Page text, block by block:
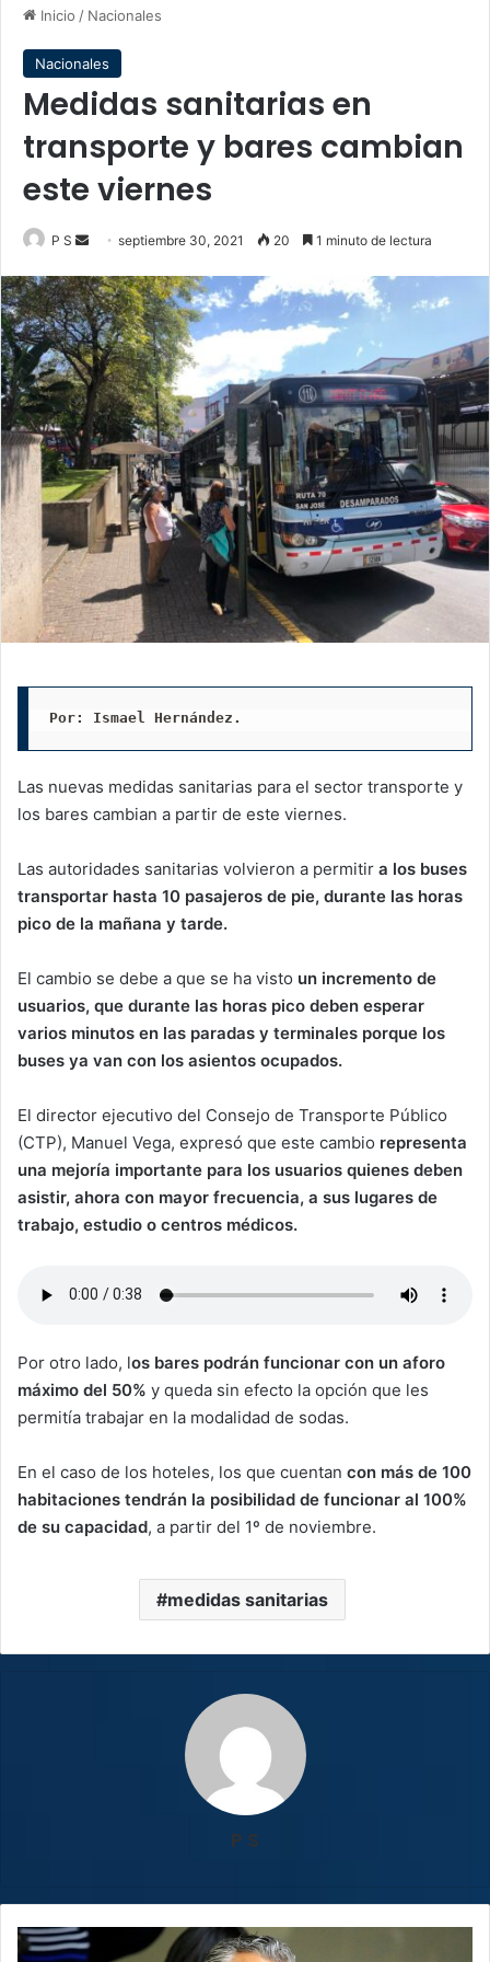
Inicio / Nacionales
Nacionales
Medidas sanitarias en
transporte y bares cambian
este viernes
P S
Send
email
septiembre 30, 2021 20 1 minuto de lectura
Por: Ismael Hernández.
Las nuevas medidas sanitarias para el sector transporte y
los bares cambian a partir de este viernes.
Las autoridades sanitarias volvieron a permitir a los buses
transportar hasta 10 pasajeros de pie, durante las horas
pico de la mañana y tarde.
El cambio se debe a que se ha visto un incremento de
usuarios, que durante las horas pico deben esperar
varios minutos en las paradas y terminales porque los
buses ya van con los asientos ocupados.
El director ejecutivo del Consejo de Transporte Público
(CTP), Manuel Vega, expresó que este cambio representa
una mejoría importante para los usuarios quienes deben
asistir, ahora con mayor frecuencia, a sus lugares de
trabajo, estudio o centros médicos.
Por otro lado, los bares podrán funcionar con un aforo
máximo del 50% y queda sin efecto la opción que les
permitía trabajar en la modalidad de sodas.
En el caso de los hoteles, los que cuentan con más de 100
habitaciones tendrán la posibilidad de funcionar al 100%
de su capacidad, a partir del 1º de noviembre.
medidas sanitarias
P S
Otto